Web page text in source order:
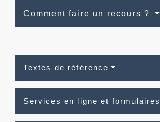
Comment faire un recours ?
Textes de référence
Services en ligne et formulaires